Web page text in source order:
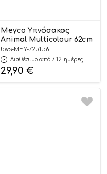
Meyco Υπνόσακος
Animal Multicolour 62cm
bws-MEY-725156
Διαθέσιμο από 7-12 ημέρες
29,90 €